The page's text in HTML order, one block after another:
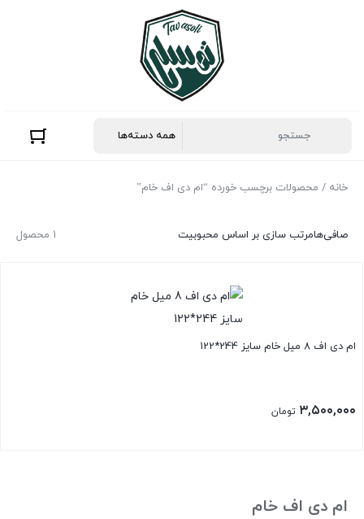
خانه / محصولات برچسب خورده “ام دی اف خام”
1 محصول صافی‌هامرتب سازی بر اساس محبوبیت
ام دی اف 8 میل خام سایز 244*122
۳,۵۰۰,۰۰۰ تومان
ام دی اف خام